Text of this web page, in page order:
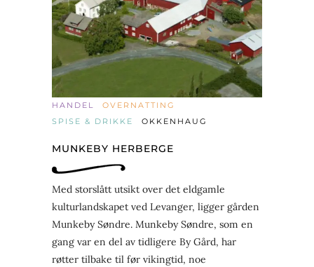
HANDEL
OVERNATTING
SPISE & DRIKKE
OKKENHAUG
MUNKEBY HERBERGE
Med storslått utsikt over det eldgamle
kulturlandskapet ved Levanger, ligger gården
Munkeby Søndre. Munkeby Søndre, som en
gang var en del av tidligere By Gård, har
røtter tilbake til før vikingtid, noe